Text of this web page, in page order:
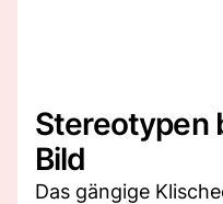
Stereotypen
Bild
Das gängige